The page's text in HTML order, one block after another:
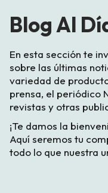
Blog Al
En esta sección te
sobre las últimas
variedad de
prensa, el periódico
revistas y otras
¡Te damos la
Aquí seremos tu
todo lo que nuestra